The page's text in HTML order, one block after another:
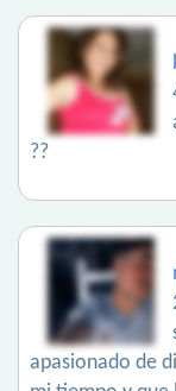
??
apasionado de